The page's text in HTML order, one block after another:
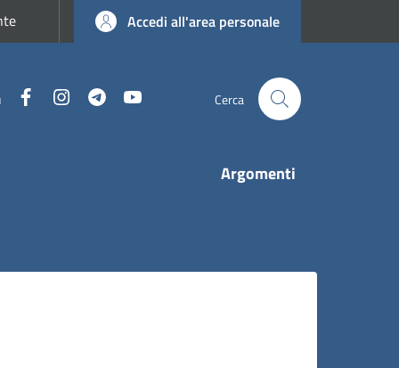
Accedi all'area personale
FacebookInstagramTelegram Cerca
Argomenti